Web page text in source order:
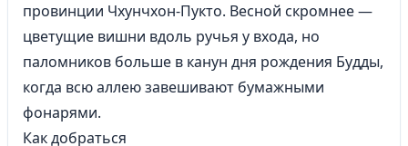
провинции Чхунчхон-Пукто. Весной скромнее —
цветущие вишни вдоль ручья у входа, но
паломников больше в канун дня рождения Будды,
когда всю аллею завешивают бумажными
фонарями.
Как добраться